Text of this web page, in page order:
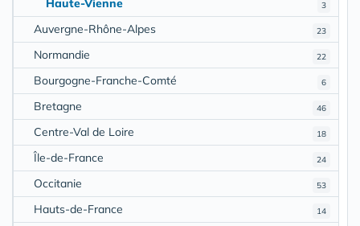
3
23
Auvergne-Rhône-Alpes
22
Normandie
6
Bourgogne-Franche-Comté
46
Bretagne
18
Centre-Val de Loire
24
Île-de-France
53
Occitanie
14
Hauts-de-France